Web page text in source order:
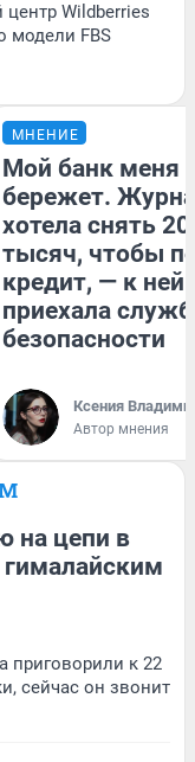
центр Wildberries
модели FBS
МНЕНИЕ
Мой банк меня
бережет.
хотела снять
тысяч, чтобы
кредит, — к
приехала
безопасности
Ксения
Автор мнения
на цепи в
приговорили к 22
сейчас он звонит